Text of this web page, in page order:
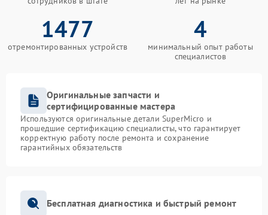
1477
отремонтированных устройств
4
минимальный опыт работы
специалистов
Оригинальные запчасти и
сертифицированные мастера
Используются оригинальные детали SuperMicro и
прошедшие сертификацию специалисты, что гарантирует
корректную работу после ремонта и сохранение
гарантийных обязательств
Бесплатная диагностика и быстрый ремонт